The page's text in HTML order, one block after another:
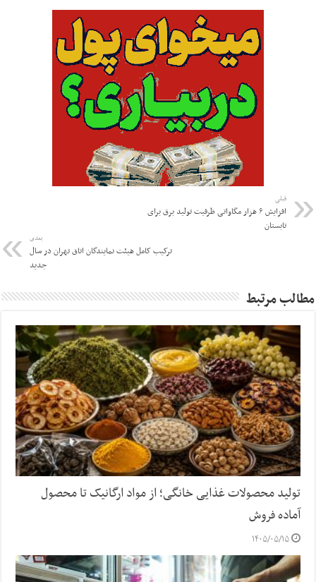
قبلی
افزایش ۶ هزار مگاواتی ظرفیت تولید برق برای
تابستان
بعدی
ترکیب کامل هیئت نمایندگان اتاق تهران در سال
جدید
مطالب مرتبط
تولید محصولات غذایی خانگی؛ از مواد ارگانیک تا محصول
آماده فروش
۱۴۰۵/۰۵/۱۵